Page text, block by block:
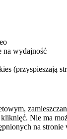
na wydajność
(przyspieszają
Nie ma
na